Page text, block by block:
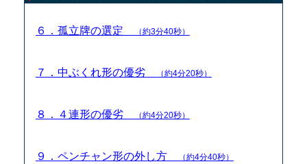
６．孤立牌の選定 （約3分40秒）
７．中ぶくれ形の優劣 （約4分20秒）
８．４連形の優劣 （約4分20秒）
９．ペンチャン形の外し方 （約4分40秒）